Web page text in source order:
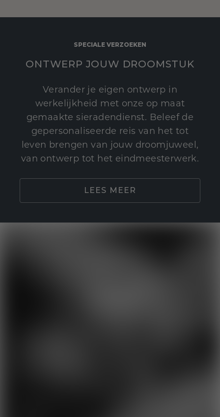
SPECIALE VERZOEKEN
ONTWERP JOUW DROOMSTUK
Verander je eigen ontwerp in
werkelijkheid met onze op maat
gemaakte sieradendienst. Beleef de
gepersonaliseerde reis van het tot
leven brengen van jouw droomjuweel,
van ontwerp tot het eindmeesterwerk.
LEES MEER